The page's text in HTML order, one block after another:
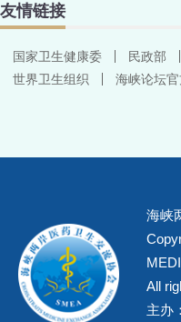
友情链接
国家卫生健康委 民政部
世界卫生组织
海峡论坛
海峡
All
主办